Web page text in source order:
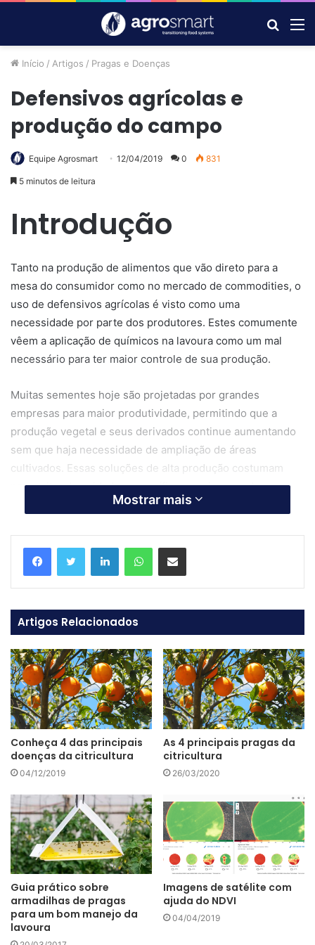
por
Início / Artigos / Pragas e Doenças
Defensivos agrícolas e
produção do campo
Equipe Agrosmart 12/04/2019 0 831
5 minutos de leitura
Introdução
Tanto na produção de alimentos que vão direto para a
mesa do consumidor como no mercado de commodities, o
uso de defensivos agrícolas é visto como uma
necessidade por parte dos produtores. Estes comumente
vêem a aplicação de químicos na lavoura como um mal
necessário para ter maior controle de sua produção.
Muitas sementes hoje são projetadas por grandes
empresas para maior produtividade, permitindo que a
produção vegetal e seus derivados continue aumentando
sem que haja necessidade de ampliação de áreas
cultivados. Essas soluções de alta produção costumam
necessitar de cuidados específicos, assim quando o
produtor passa a utilizar determinada semente, ele está
Pulverização com autopropelido
Brasil e o consumo de
defensivos
Uma pesquisa recente, divulgada em evento organizado
pela FAO/ONU, EMBRAPA, ABAG e ANDEF, mostra que o
Brasil é um dos países com alta produção agrícola que
menos utiliza químicos, proporcionalmente à sua
produção.
Mostrar mais
Linkedin WhatsApp
Artigos Relacionados
Conheça 4 das principais
doenças da citricultura
04/12/2019
As 4 principais pragas da
citricultura
26/03/2020
Guia prático sobre
armadilhas de pragas
para um bom manejo da
lavoura
Imagens de satélite com
ajuda do NDVI
04/04/2019